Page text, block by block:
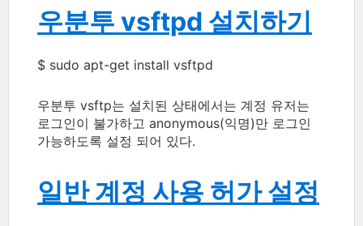
우분투 vsftpd 설치하기
$ sudo apt-get install vsftpd
우분투 vsftp는 설치된 상태에서는 계정 유저는
로그인이 불가하고 anonymous(익명)만 로그인
가능하도록 설정 되어 있다.
일반 계정 사용 허가 설정